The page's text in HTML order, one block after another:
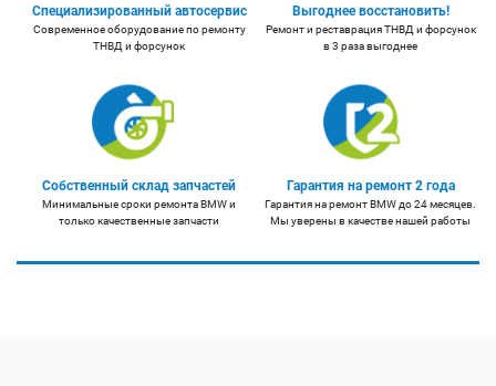
Специализированный автосервис
Современное оборудование по ремонту
ТНВД и форсунок
Выгоднее восстановить!
Ремонт и реставрация ТНВД и форсунок
в 3 раза выгоднее
Собственный склад запчастей
Минимальные сроки ремонта BMW и
только качественные запчасти
Гарантия на ремонт 2 года
Гарантия на ремонт BMW до 24 месяцев.
Мы уверены в качестве нашей работы